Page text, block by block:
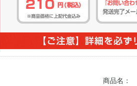
商品名：